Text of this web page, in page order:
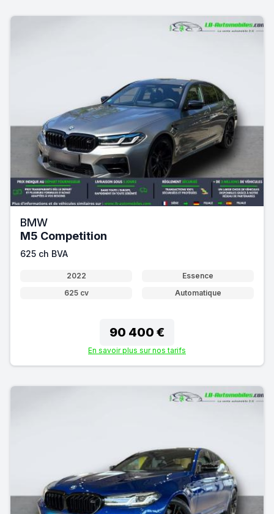
BMW
M5 Competition
625 ch BVA
2022
Essence
625 cv
Automatique
90 400 €
En savoir plus sur nos tarifs